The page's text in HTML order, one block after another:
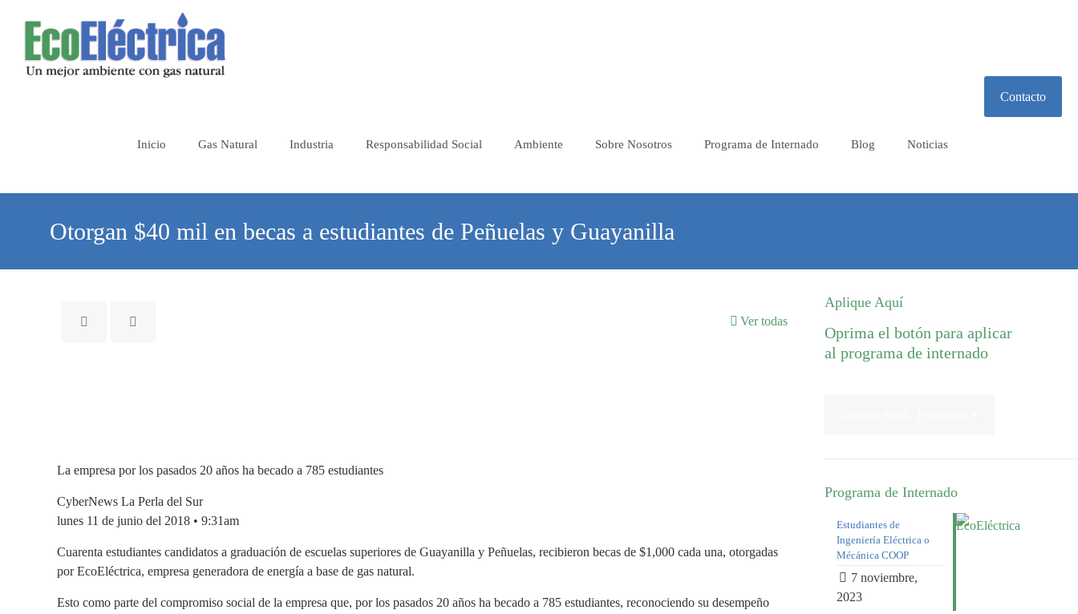
Inicio Gas Natural Industria Responsabilidad Social Ambiente Sobre Nosotros Programa de Internado Blog Noticias
Contacto
Otorgan $40 mil en becas a estudiantes de Peñuelas y Guayanilla
Ver todas
La empresa por los pasados 20 años ha becado a 785 estudiantes
CyberNews La Perla del Sur
lunes 11 de junio del 2018 • 9:31am
Cuarenta estudiantes candidatos a graduación de escuelas superiores de Guayanilla y Peñuelas, recibieron becas de $1,000 cada una, otorgadas
por EcoEléctrica, empresa generadora de energía a base de gas natural.
Esto como parte del compromiso social de la empresa que, por los pasados 20 años ha becado a 785 estudiantes, reconociendo su desempeño
Aplique Aquí
Oprima el botón para aplicar
al programa de internado
Programa de Internado
Estudiantes de
Ingeniería Eléctrica o
Mécánica COOP
7 noviembre,
2023